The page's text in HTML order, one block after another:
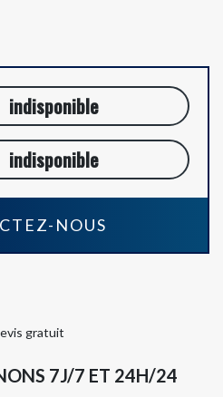
indisponible
indisponible
NOUS
7J/7 ET 24H/24